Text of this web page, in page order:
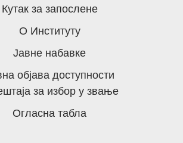
Кутак за запослене
О Институту
Јавне набавке
објава доступности
за избор у звање
Огласна табла